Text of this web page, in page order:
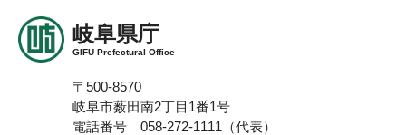
岐阜県庁
GIFU Prefectural Office
〒500-8570
岐阜市薮田南2丁目1番1号
電話番号 058-272-1111（代表）